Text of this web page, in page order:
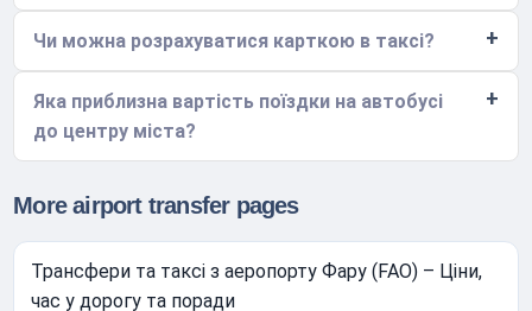
Чи можна розрахуватися карткою в таксі?
Яка приблизна вартість поїздки на автобусі
до центру міста?
More airport transfer pages
Трансфери та таксі з аеропорту Фару (FAO) – Ціни,
час у дорогу та поради